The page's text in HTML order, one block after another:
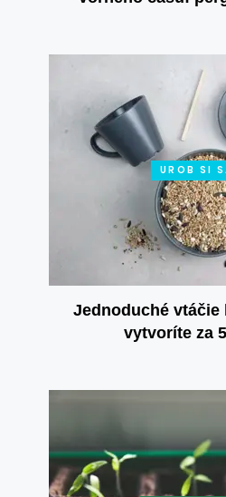
UROB SI
Jednoduché
vytvoríte za